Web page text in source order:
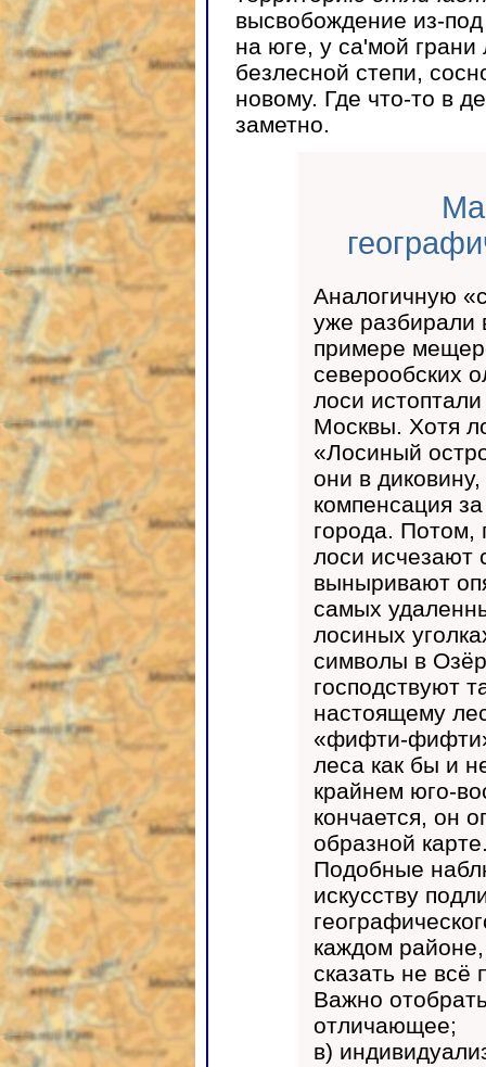
высвобождение из-
на юге, у са'мой
безлесной степи,
новому. Где что-то в
заметно.
Аналогичную
уже
примере
северообских
лоси
Москвы. Хотя
«Лосиный
они в
компенсация
города. Потом,
лоси исчезают
выныривают
самых
лосиных
символы в
господствуют
настоящему
«фифти-фифти»
леса как бы и
крайнем юго-
кончается, он
образной
Подобные
искусству
каждом
сказать не всё
Важно
отличающее;
в)